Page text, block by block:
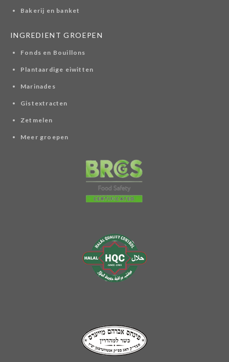
Bakerij en banket
INGREDIENT GROEPEN
Fonds en Bouillons
Plantaardige eiwitten
Marinades
Gistextracten
Zetmelen
Meer groepen